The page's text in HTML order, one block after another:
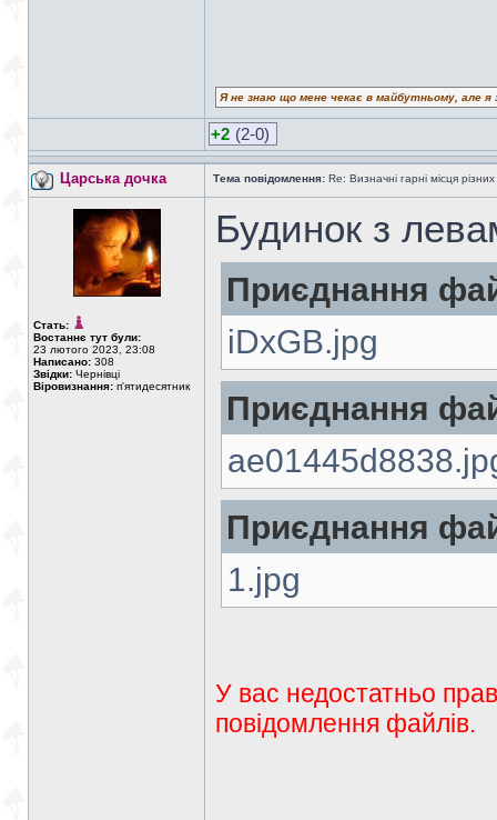
Я не знаю що мене чекає в майбутньому, але
+2 (2-0)
Царська дочка Тема повідомлення: Re: Визначні гарні місця
Стать:
Востаннє тут були:
23 лютого 2023, 23:08
Написано: 308
Звідки: Чернівці
Віровизнання: п'ятидесятник
Будинок з
Приєднання
iDxGB.jpg
Приєднання
Приєднання
1.jpg
У вас недостатньо
повідомлення файлів.